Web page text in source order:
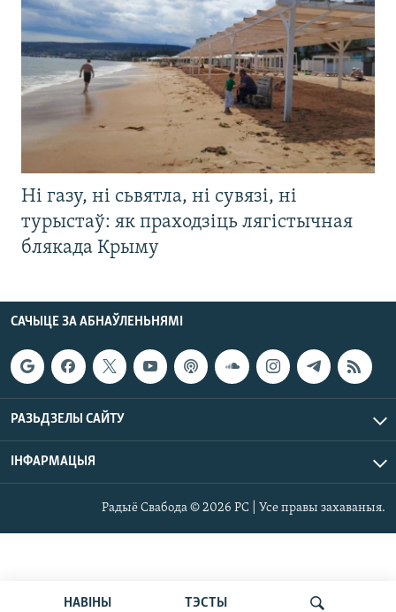
НАВІНЫ ТЭСТЫ
Ні газу, ні сьвятла, ні сувязі, ні
турыстаў: як праходзіць лягістычная
блякада Крыму
САЧЫЦЕ ЗА АБНАЎЛЕНЬНЯМІ
РАЗЬДЗЕЛЫ САЙТУ
ІНФАРМАЦЫЯ
Радыё Свабода © 2026 РС | Усе правы захаваныя.